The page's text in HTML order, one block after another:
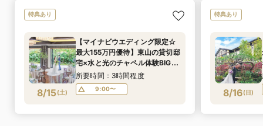
提携ショップ
ショップ名 ブライダルハウスTUTU
トッピングでき、幅広い世代のゲストにご満足いただけ
る演出に。デザートとお茶漬け、どちらも楽しめる
す
シェフによる料
理説明
可
おふたりがどんな想いとストーリーを込めてメニューを
創られたのか、担当シェフが一皿一皿に込めた想いとと
もにご紹介します
特典あり
8/15(土)
【マイナビウエディング限定☆
最大155万円優待】東山の貸切邸
宅×水と光のチャペル体験BIG
フェア
所要時間：3時間程度
9:00〜
特典あり
8/16(日)